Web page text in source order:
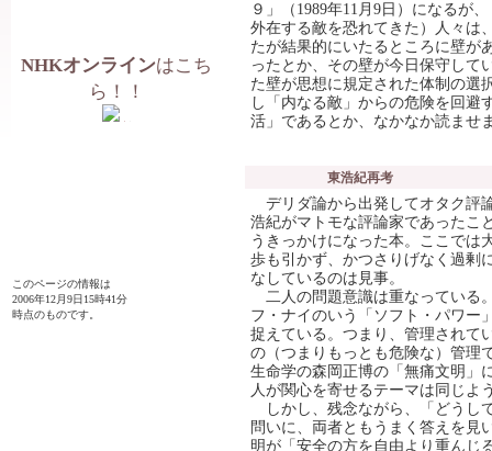
９」（1989年11月9日）になるが
外在する敵を恐れてきた）人々は
たが結果的にいたるところに壁が
ったとか、その壁が今日保守して
た壁が思想に規定された体制の選
し「内なる敵」からの危険を回避
活」であるとか、なかなか読ませ
東浩紀再考
デリダ論から出発してオタク評
浩紀がマトモな評論家であったこ
うきっかけになった本。ここでは
歩も引かず、かつさりげなく過剰
なしているのは見事。
二人の問題意識は重なっている
フ・ナイのいう「ソフト・パワー
捉えている。つまり、管理されて
の（つまりもっとも危険な）管理
生命学の森岡正博の「無痛文明」
人が関心を寄せるテーマは同じよ
しかし、残念ながら、「どうし
問いに、両者ともうまく答えを見
明が「安全の方を自由より重んじ
NHKオンラインはこち
ら！！
このページの情報は
2006年12月9日15時41分
時点のものです。